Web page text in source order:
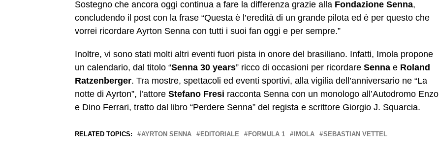
Sostegno che ancora oggi continua a fare la differenza grazie alla Fondazione Senna,
concludendo il post con la frase “Questa è l’eredità di un grande pilota ed è per questo che
vorrei ricordare Ayrton Senna con tutti i suoi fan oggi e per sempre.”
Inoltre, vi sono stati molti altri eventi fuori pista in onore del brasiliano. Infatti, Imola propone
un calendario, dal titolo “Senna 30 years” ricco di occasioni per ricordare Senna e Roland
Ratzenberger. Tra mostre, spettacoli ed eventi sportivi, alla vigilia dell’anniversario ne “La
notte di Ayrton”, l’attore Stefano Fresi racconta Senna con un monologo all’Autodromo Enzo
e Dino Ferrari, tratto dal libro “Perdere Senna” del regista e scrittore Giorgio J. Squarcia.
RELATED TOPICS: AYRTON SENNA EDITORIALE FORMULA 1 IMOLA SEBASTIAN VETTEL